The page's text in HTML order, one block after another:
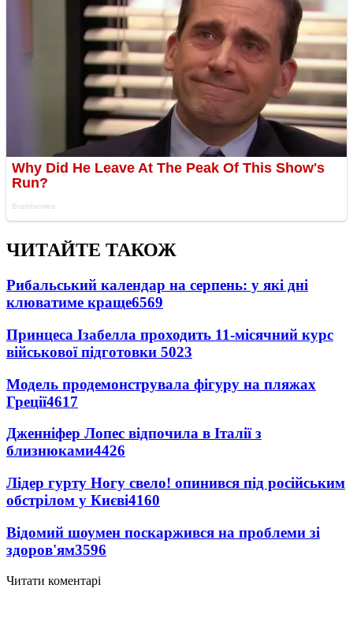
ЧИТАЙТЕ ТАКОЖ
Рибальський календар на серпень: у які дні
клюватиме краще6569
Принцеса Ізабелла проходить 11-місячний курс
військової підготовки 5023
Модель продемонструвала фігуру на пляжах
Греції4617
Дженніфер Лопес відпочила в Італії з
близнюками4426
Лідер гурту Ногу свело! опинився під російським
обстрілом у Києві4160
Відомий шоумен поскаржився на проблеми зі
здоров'ям3596
Читати коментарі